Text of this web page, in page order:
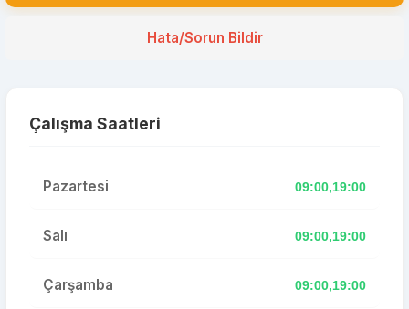
Hata/Sorun Bildir
Çalışma Saatleri
Pazartesi 09:00,19:00
Salı 09:00,19:00
Çarşamba 09:00,19:00